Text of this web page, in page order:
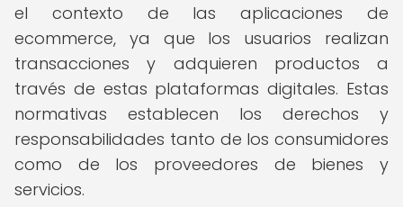
el contexto de las aplicaciones de
ecommerce, ya que los usuarios realizan
transacciones y adquieren productos a
través de estas plataformas digitales. Estas
normativas establecen los derechos y
responsabilidades tanto de los consumidores
como de los proveedores de bienes y
servicios.